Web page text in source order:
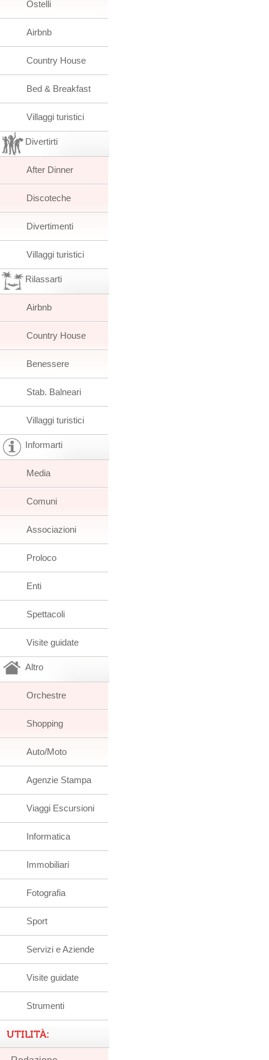
Ostelli
Airbnb
Country House
Bed & Breakfast
Villaggi turistici
Divertirti
After Dinner
Discoteche
Divertimenti
Villaggi turistici
Rilassarti
Airbnb
Country House
Benessere
Stab. Balneari
Villaggi turistici
Informarti
Media
Comuni
Associazioni
Proloco
Enti
Spettacoli
Visite guidate
Altro
Orchestre
Shopping
Auto/Moto
Agenzie Stampa
Viaggi Escursioni
Informatica
Immobiliari
Fotografia
Sport
Servizi e Aziende
Visite guidate
Strumenti
UTILITÀ: